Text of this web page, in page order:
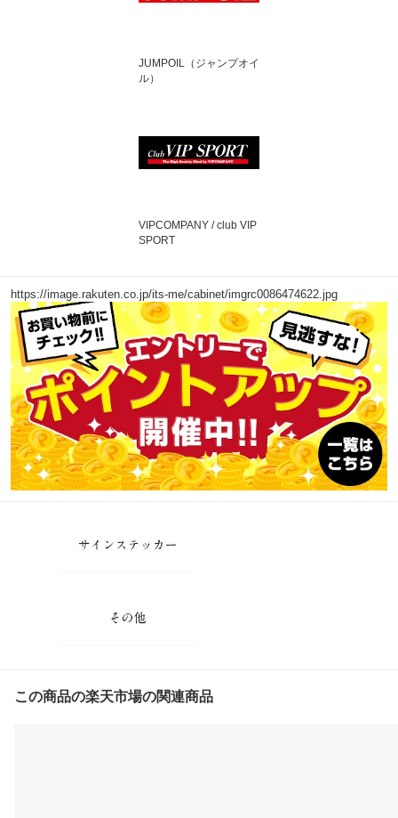
JUMPOIL（ジャンプオイ
ル）
VIPCOMPANY / club VIP
SPORT
https://image.rakuten.co.jp/its-me/cabinet/imgrc0086474622.jpg
この商品の楽天市場の関連商品